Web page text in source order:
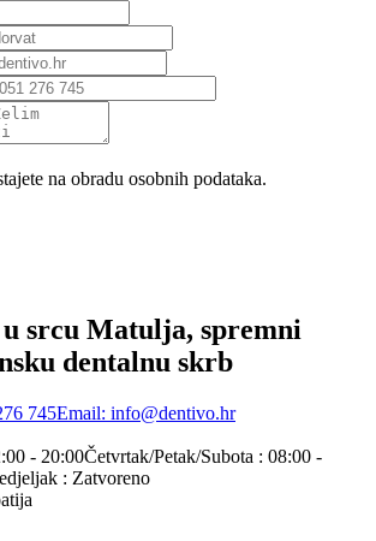
na obradu osobnih podataka.
u srcu Matulja, spremni
dentalnu skrb
745Email: info@dentivo.hr
- 20:00Četvrtak/Petak/Subota : 08:00 -
: Zatvoreno